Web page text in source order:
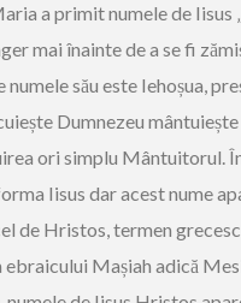
a primit numele de Iisus
mai înainte de a se fi
numele său este Iehoșua,
Dumnezeu
ori simplu Mântuitorul.
Iisus dar acest nume
de Hristos, termen
Mașiah adică